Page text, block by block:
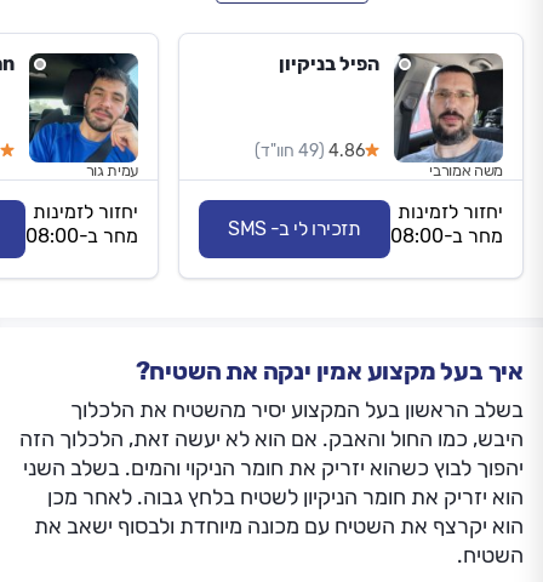
הפיל בניקיון
4.86 (49 חוו"ד)
משה אמורבי
יחזור לזמינות
מחר ב-08:00
תזכירו לי ב- SMS
עמית גור
יחזור לזמינות
מחר ב-08:00
איך בעל מקצוע אמין ינקה את השטיח?
בשלב הראשון בעל המקצוע יסיר מהשטיח את הלכלוך
היבש, כמו החול והאבק. אם הוא לא יעשה זאת, הלכלוך הזה
יהפוך לבוץ כשהוא יזריק את חומר הניקוי והמים. בשלב השני
הוא יזריק את חומר הניקיון לשטיח בלחץ גבוה. לאחר מכן
הוא יקרצף את השטיח עם מכונה מיוחדת ולבסוף ישאב את
השטיח.